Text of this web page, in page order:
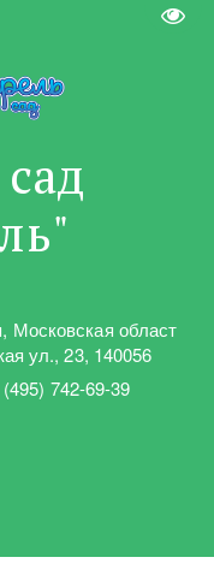
Московская област
ул.,23, 140056
742-69-39